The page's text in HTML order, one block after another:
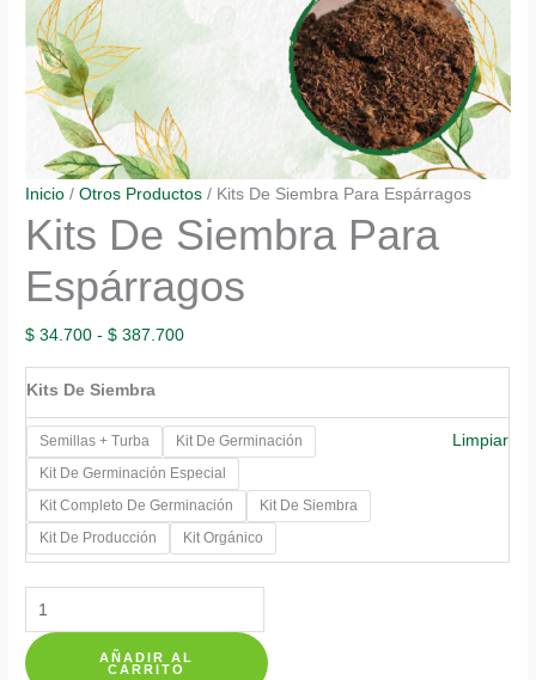
Inicio /Otros Productos / Kits De Siembra Para Espárragos
Kits De Siembra Para
Espárragos
$ 34.700 - $ 387.700Rango
de
desde
$ 34.700
hasta
$ 387.700
Kits De Siembra
Semillas + Turba
Kit De Germinación
Kit De Germinación Especial
Kit Completo De Germinación
Kit De Siembra
Kit De Producción
Kit Orgánico
Limpiar
Kits
De
Siembra
AÑADIR AL
CARRITO